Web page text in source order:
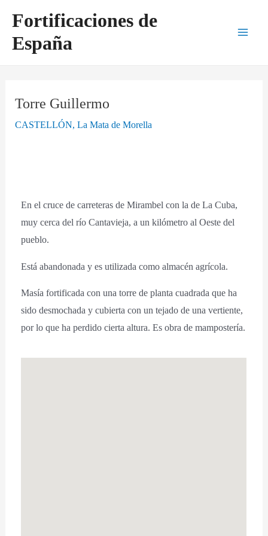
contenido
Fortificaciones de
España
Torre Guillermo
CASTELLÓN,La Mata de Morella
En el cruce de carreteras de Mirambel con la de La Cuba,
muy cerca del río Cantavieja, a un kilómetro al Oeste del
pueblo.
Está abandonada y es utilizada como almacén agrícola.
Masía fortificada con una torre de planta cuadrada que ha
sido desmochada y cubierta con un tejado de una vertiente,
por lo que ha perdido cierta altura. Es obra de mampostería.
de
entradas